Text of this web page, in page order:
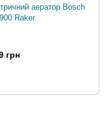
аератор Bosch
Raker
грн